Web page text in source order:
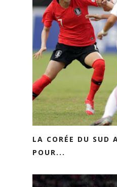
LA CORÉE DU SUD
POUR...